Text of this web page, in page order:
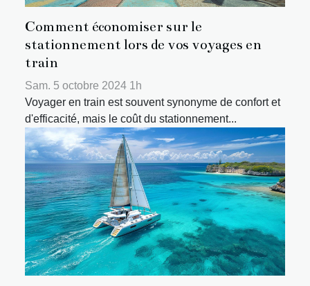
Comment économiser sur le
stationnement lors de vos voyages en
train
Sam. 5 octobre 2024 1h
Voyager en train est souvent synonyme de confort et
d'efficacité, mais le coût du stationnement...